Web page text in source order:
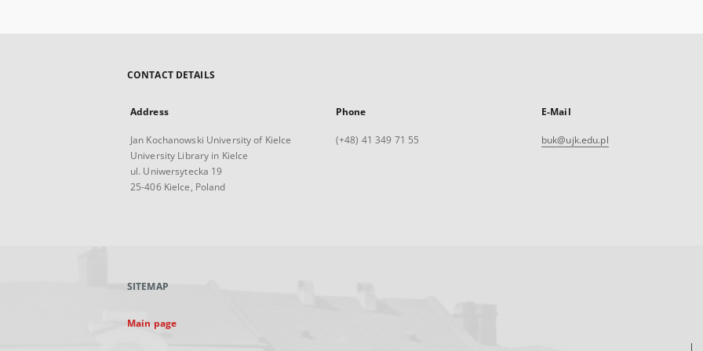
CONTACT DETAILS
Address
Jan Kochanowski University of Kielce
University Library in Kielce
ul. Uniwersytecka 19
25-406 Kielce, Poland
Phone
(+48) 41 349 71 55
E-Mail
buk@ujk.edu.pl
SITEMAP
Main page